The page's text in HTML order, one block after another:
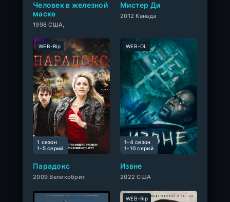
Человек в железной
маске
1998 США,
Мистер Ди
2012 Канада
Парадокс
2009 Великобрит
WEB-Rip
1 сезон
1-5 cерий
Извне
2022 США
WEB-DL
1-4 сезон
1-10 cерий
10
WEB-Rip